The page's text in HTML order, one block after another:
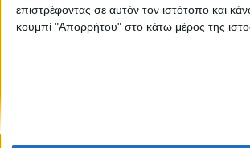
επιστρέφοντας σε αυτόν τον ιστότοπο και
κουμπί "Απορρήτου" στο κάτω μέρος της